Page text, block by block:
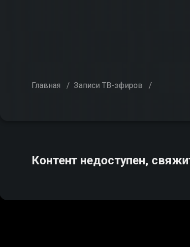
Главная / Записи ТВ-эфиров /
Контент недоступен,